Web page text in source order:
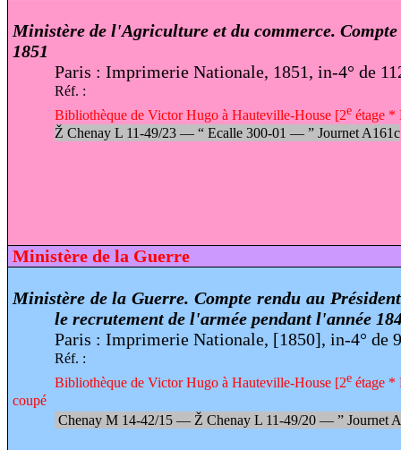
Ministère de l'Agriculture et du commerce. Compte
1851
Paris : Imprimerie Nationale, 1851, in-4° de
Réf. :
Bibliothèque de Victor Hugo à Hauteville-House [2eétage *
Ž Chenay L 11-49/23 — “Ecalle 300-01 — ”Journet A161c
Ministère de la Guerre
Ministère de la Guerre. Compte rendu au
le recrutement de l'armée pendant l'année
Paris : Imprimerie Nationale, [1850], in-4° de
Réf. :
Bibliothèque de Victor Hugo à Hauteville-House [2eétage *
coupé
Chenay M 14-42/15 — Ž Chenay L 11-49/20 — ”Journet